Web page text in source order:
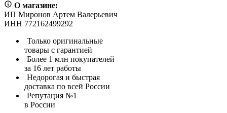
О магазине:
ИП Миронов Артем Валерьевич
ИНН 772162499292
Только оригинальные
товары с гарантией
Более 1 млн покупателей
за 16 лет работы
Недорогая и быстрая
доставка по всей России
Репутация №1
в России